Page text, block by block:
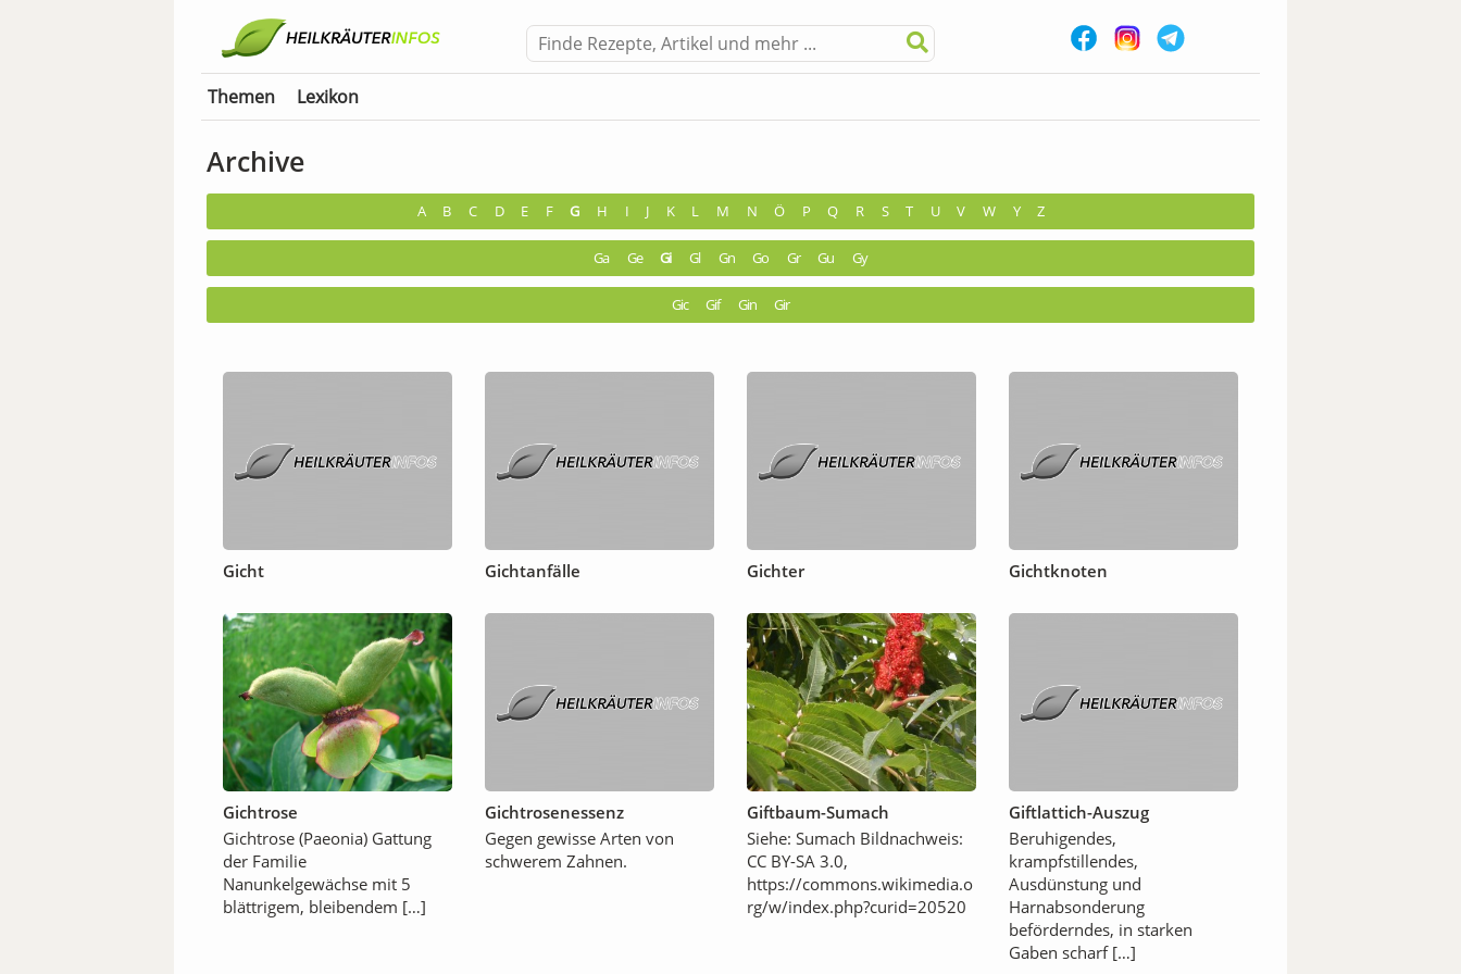
Themen Lexikon
Archive
A B C D E F G H I J K L M N Ö P Q R S T U V W Y Z
Ga Ge Gi Gl Gn Go Gr Gu Gy
Gic Gif Gin Gir
Gicht Gichtanfälle Gichter Gichtknoten
Gichtrose
Gichtrose (Paeonia) Gattung
der Familie
Nanunkelgewächse mit 5
blättrigem, bleibendem […]
Gichtrosenessenz
Gegen gewisse Arten von
schwerem Zahnen.
Giftbaum-Sumach
Siehe: Sumach Bildnachweis:
CC BY-SA 3.0,
https://commons.wikimedia.o
rg/w/index.php?curid=20520
Giftlattich-Auszug
Beruhigendes,
krampfstillendes,
Ausdünstung und
Harnabsonderung
beförderndes, in starken
Gaben scharf […]